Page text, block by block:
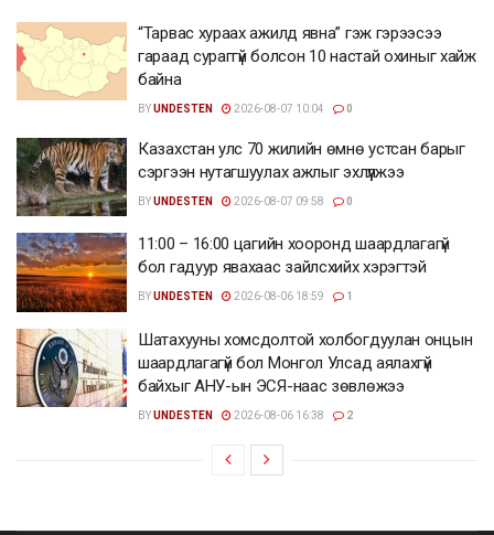
“Тарвас хураах ажилд явна” гэж гэрээсээ
гараад сураггүй болсон 10 настай охиныг хайж
байна
BYUNDESTEN 2026-08-07 10:04 0
Казахстан улс 70 жилийн өмнө устсан барыг
сэргээн нутагшуулах ажлыг эхлүүлжээ
BYUNDESTEN 2026-08-07 09:58 0
11:00 – 16:00 цагийн хооронд шаардлагагүй
бол гадуур явахаас зайлсхийх хэрэгтэй
BYUNDESTEN 2026-08-06 18:59 1
Шатахууны хомсдолтой холбогдуулан онцын
шаардлагагүй бол Монгол Улсад аялахгүй
байхыг АНУ-ын ЭСЯ-наас зөвлөжээ
BYUNDESTEN 2026-08-06 16:38 2